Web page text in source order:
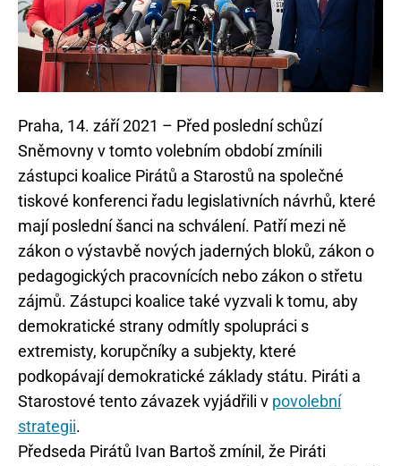
Praha, 14. září 2021 – Před poslední schůzí
Sněmovny v tomto volebním období zmínili
zástupci koalice Pirátů a Starostů na společné
tiskové konferenci řadu legislativních návrhů, které
mají poslední šanci na schválení. Patří mezi ně
zákon o výstavbě nových jaderných bloků, zákon o
pedagogických pracovnících nebo zákon o střetu
zájmů. Zástupci koalice také vyzvali k tomu, aby
demokratické strany odmítly spolupráci s
extremisty, korupčníky a subjekty, které
podkopávají demokratické základy státu. Piráti a
Starostové tento závazek vyjádřili v povolební
strategii.
Předseda Pirátů Ivan Bartoš zmínil, že Piráti